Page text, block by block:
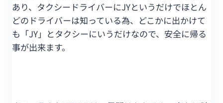
あり、タクシードライバーにJYというだけでほとん
どのドライバーは知っている為、どこかに出かけて
も「JY」とタクシーにいうだけなので、安全に帰る
事が出来ます。